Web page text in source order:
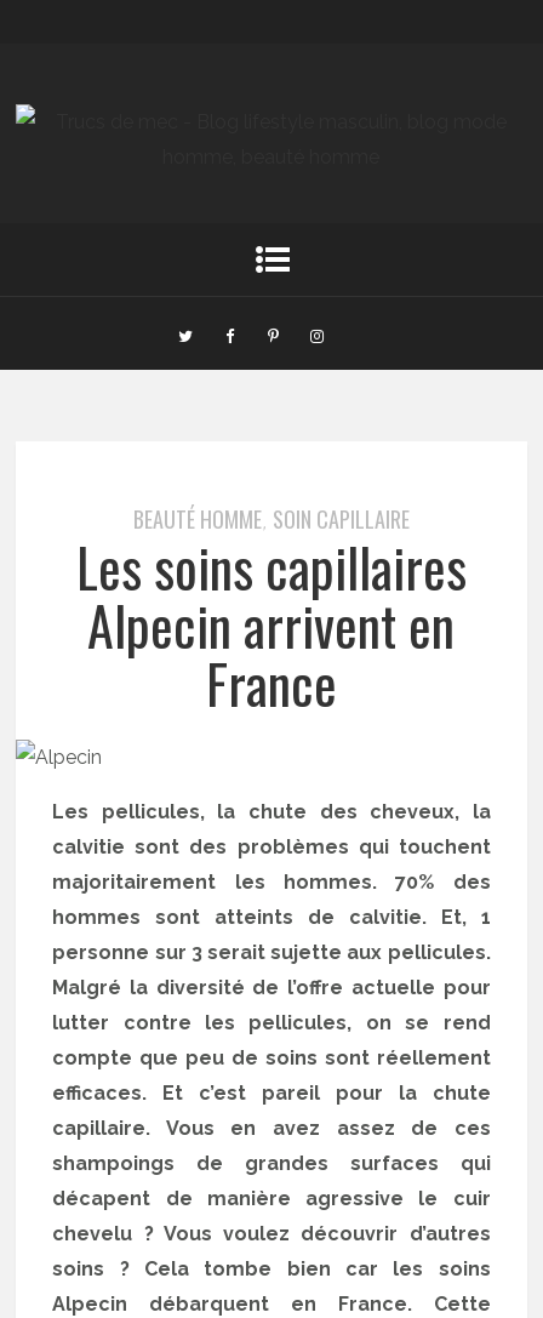
BEAUTÉ HOMME, SOIN CAPILLAIRE
Les soins capillaires
Alpecin arrivent en
France
Les pellicules, la chute des cheveux, la
calvitie sont des problèmes qui touchent
majoritairement les hommes. 70% des
hommes sont atteints de calvitie. Et, 1
personne sur 3 serait sujette aux pellicules.
Malgré la diversité de l’offre actuelle pour
lutter contre les pellicules, on se rend
compte que peu de soins sont réellement
efficaces. Et c’est pareil pour la chute
capillaire. Vous en avez assez de ces
shampoings de grandes surfaces qui
décapent de manière agressive le cuir
chevelu ? Vous voulez découvrir d’autres
soins ? Cela tombe bien car les soins
Alpecin débarquent en France. Cette